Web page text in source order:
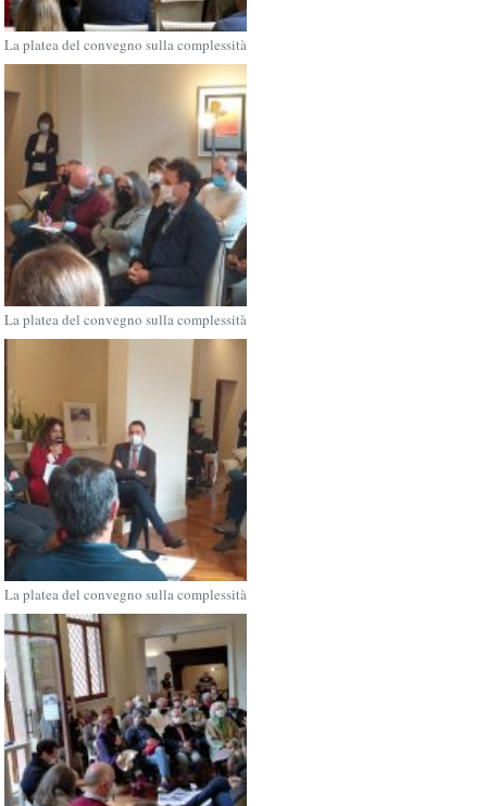
La platea del convegno sulla complessità
La platea del convegno sulla complessità
La platea del convegno sulla complessità